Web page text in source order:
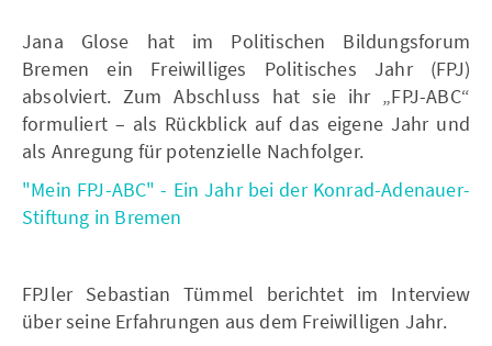
Jana Glose hat im Politischen Bildungsforum
Bremen ein Freiwilliges Politisches Jahr (FPJ)
absolviert. Zum Abschluss hat sie ihr „FPJ-ABC“
formuliert – als Rückblick auf das eigene Jahr und
als Anregung für potenzielle Nachfolger.
"Mein FPJ-ABC" - Ein Jahr bei der Konrad-Adenauer-
Stiftung in Bremen
FPJler Sebastian Tümmel berichtet im Interview
über seine Erfahrungen aus dem Freiwilligen Jahr.